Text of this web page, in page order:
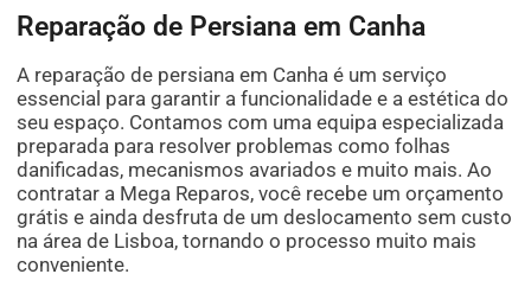
Reparação de Persiana em Canha
A reparação de persiana em Canha é um serviço
essencial para garantir a funcionalidade e a estética do
seu espaço. Contamos com uma equipa especializada
preparada para resolver problemas como folhas
danificadas, mecanismos avariados e muito mais. Ao
contratar a Mega Reparos, você recebe um orçamento
grátis e ainda desfruta de um deslocamento sem custo
na área de Lisboa, tornando o processo muito mais
conveniente.